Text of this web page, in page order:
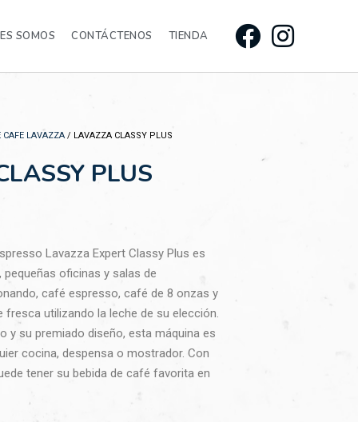
SOMOS CONTÁCTENOS TIENDA
LAVAZZA / LAVAZZA CLASSY PLUS
PLUS
Lavazza Expert Classy Plus es
pequeñas oficinas y salas de
café espresso, café de 8 onzas y
fresca utilizando la leche de su elección.
y su premiado diseño, esta máquina es
cocina, despensa o mostrador. Con
tener su bebida de café favorita en